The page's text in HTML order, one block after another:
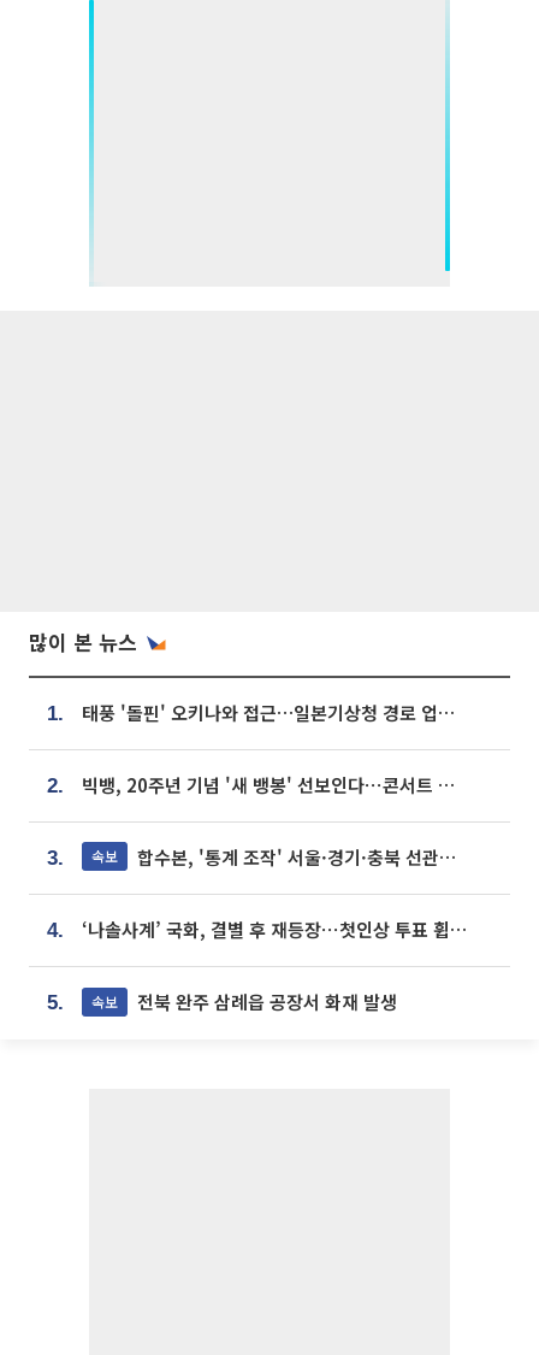
많이 본 뉴스
1. 태풍 '돌핀' 오키나와 접근…일본기상청 경로 업데이트
2. 빅뱅, 20주년 기념 '새 뱅봉' 선보인다⋯콘서트 앞두고 팝업 개최
3. 속보 합수본, '통계 조작' 서울·경기·충북 선관위 등 추가 압수수색
4. ‘나솔사계’ 국화, 결별 후 재등장⋯첫인상 투표 휩쓸고 ‘인기녀’ 등극
5. 속보 전북 완주 삼례읍 공장서 화재 발생